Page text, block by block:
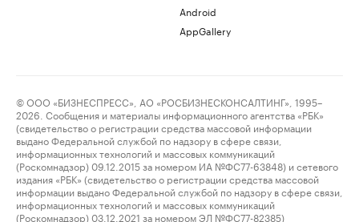
Android
AppGallery
© ООО «БИЗНЕСПРЕСС», АО «РОСБИЗНЕСКОНСАЛТИНГ», 1995–
2026. Сообщения и материалы информационного агентства «РБК»
(свидетельство о регистрации средства массовой информации
выдано Федеральной службой по надзору в сфере связи,
информационных технологий и массовых коммуникаций
(Роскомнадзор) 09.12.2015 за номером ИА №ФС77-63848) и сетевого
издания «РБК» (свидетельство о регистрации средства массовой
информации выдано Федеральной службой по надзору в сфере связи,
информационных технологий и массовых коммуникаций
(Роскомнадзор) 03.12.2021 за номером ЭЛ №ФС77-82385)